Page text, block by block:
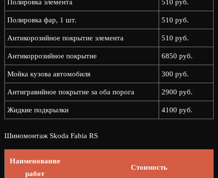
Полировка элемента 510 руб.
Полировка фар, 1 шт. 510 руб.
Антикорозийное покрытие элемента 510 руб.
Антикоррозийное покрытие 6850 руб.
Мойка кузова автомобиля 300 руб.
Антигравийное покрытие за оба порога 2900 руб.
Жидкие подкрылки 4100 руб.
Шиномонтаж Skoda Fabia RS
Наименование
работ
Стоимость